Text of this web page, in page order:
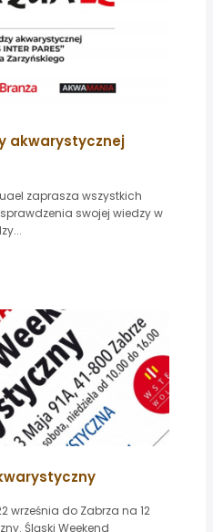
akwarystycznej
zaprasza wszystkich
swojej wiedzy w
września do Zabrza na 12
Śląski Weekend